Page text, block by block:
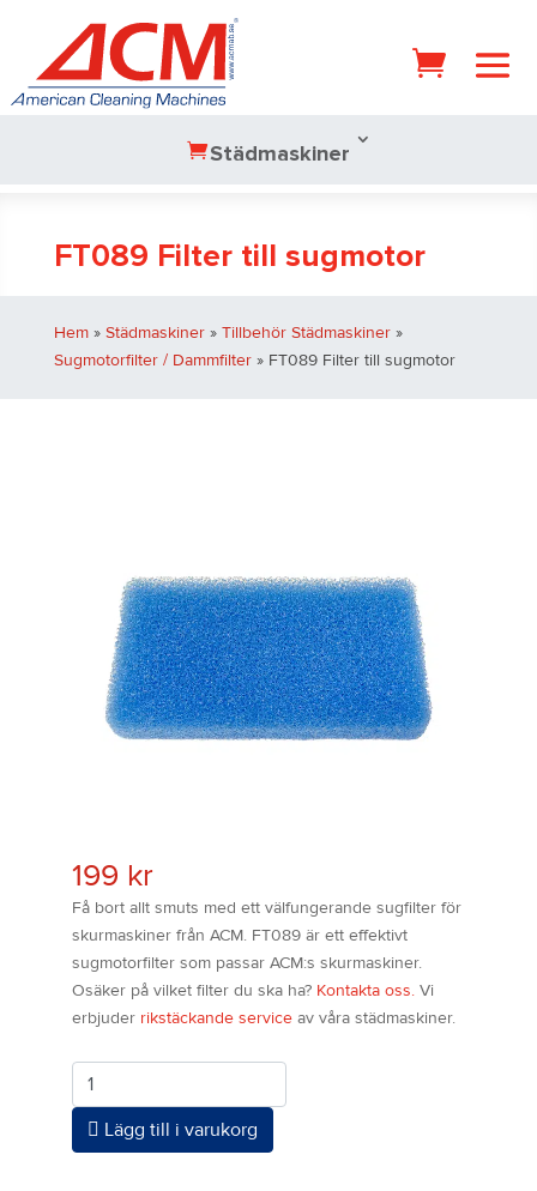
Städmaskiner
FT089 Filter till sugmotor
Hem» Städmaskiner» Tillbehör Städmaskiner»
Sugmotorfilter / Dammfilter» FT089 Filter till sugmotor
199 kr
Få bort allt smuts med ett välfungerande sugfilter för
skurmaskiner från ACM. FT089 är ett effektivt
sugmotorfilter som passar ACM:s skurmaskiner.
Osäker på vilket filter du ska ha? Kontakta oss.Vi
erbjuder rikstäckande serviceav våra städmaskiner.
Antal
Lägg till i varukorg